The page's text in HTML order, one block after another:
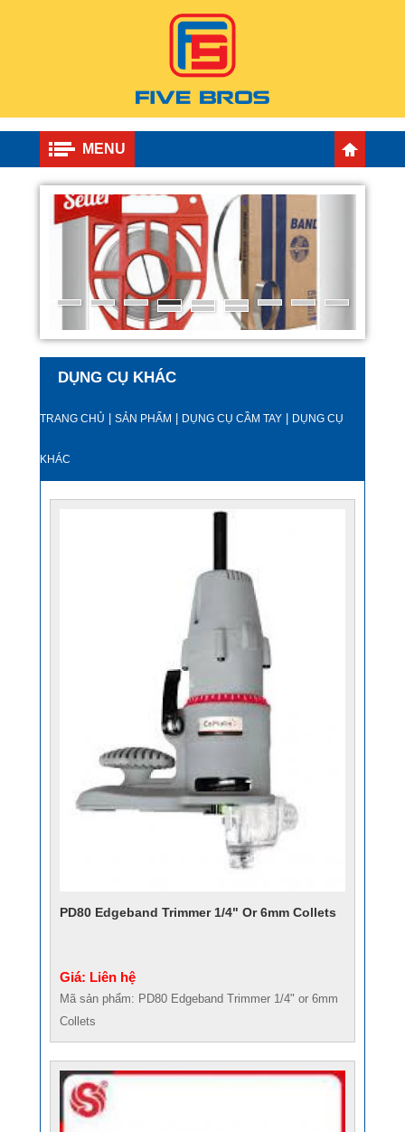
MENU
DỤNG CỤ KHÁC
TRANG CHỦ SẢN PHẨM DỤNG CỤ CẦM TAY DỤNG CỤ
KHÁC
PD80 Edgeband Trimmer 1/4" Or 6mm Collets
Giá: Liên hệ
Mã sản phẩm: PD80 Edgeband Trimmer 1/4" or 6mm
Collets